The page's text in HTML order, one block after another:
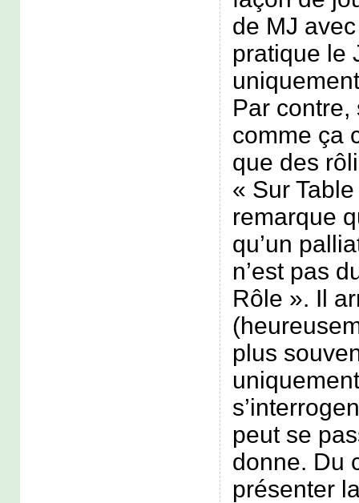
de MJ
pratique le
Par contre,
comme ça
que des
« Sur
remarque
qu’un
n’est pas
Rôle ». Il
plus
peut se
donne. Du
présenter